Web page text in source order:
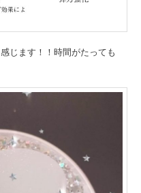
じます！！時間がたっても